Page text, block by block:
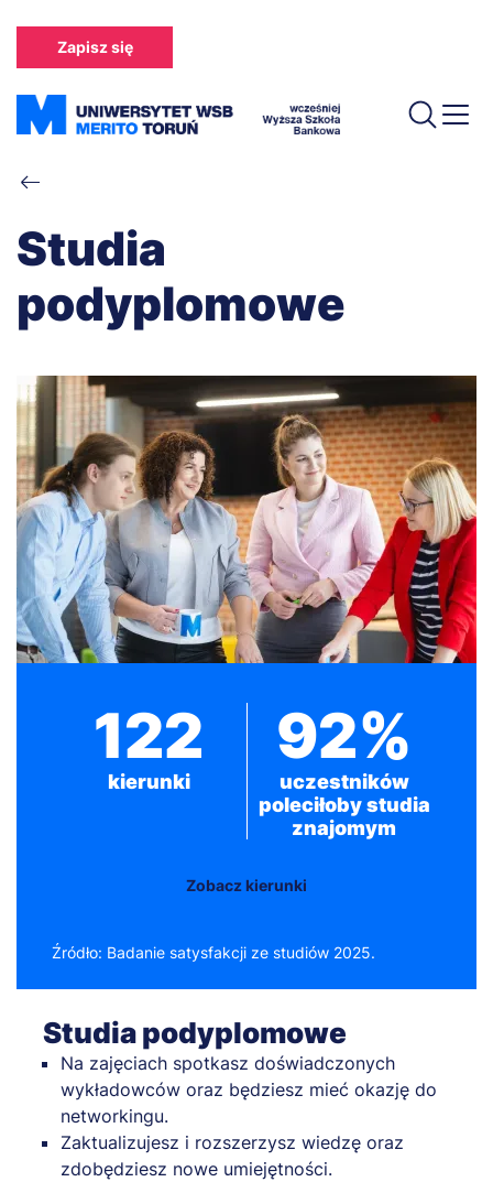
treści
Zapisz się
Ścieżka
nawigacyjna
Studia
podyplomowe
122
kierunki
92%
uczestników
poleciłoby studia
znajomym
Zobacz kierunki
Źródło: Badanie satysfakcji ze studiów 2025.
Studia podyplomowe
Na zajęciach spotkasz doświadczonych
wykładowców oraz będziesz mieć okazję do
networkingu.
Zaktualizujesz i rozszerzysz wiedzę oraz
zdobędziesz nowe umiejętności.